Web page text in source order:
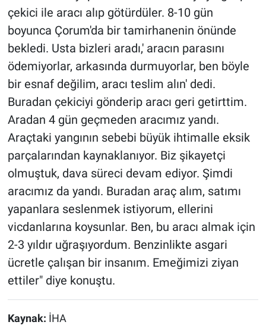
çekici ile aracı alıp götürdüler. 8-10 gün
boyunca Çorum'da bir tamirhanenin önünde
bekledi. Usta bizleri aradı,' aracın parasını
ödemiyorlar, arkasında durmuyorlar, ben böyle
bir esnaf değilim, aracı teslim alın' dedi.
Buradan çekiciyi gönderip aracı geri getirttim.
Aradan 4 gün geçmeden aracımız yandı.
Araçtaki yangının sebebi büyük ihtimalle eksik
parçalarından kaynaklanıyor. Biz şikayetçi
olmuştuk, dava süreci devam ediyor. Şimdi
aracımız da yandı. Buradan araç alım, satımı
yapanlara seslenmek istiyorum, ellerini
vicdanlarına koysunlar. Ben, bu aracı almak için
2-3 yıldır uğraşıyordum. Benzinlikte asgari
ücretle çalışan bir insanım. Emeğimizi ziyan
ettiler" diye konuştu.
Kaynak: İHA